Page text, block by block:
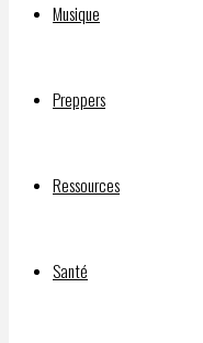
Musique
Preppers
Ressources
Santé